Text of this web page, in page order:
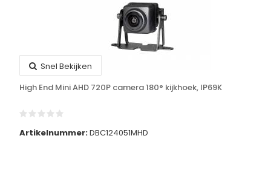
Snel Bekijken
High End Mini AHD 720P camera 180° kijkhoek, IP69K
Artikelnummer:DBC124051MHD